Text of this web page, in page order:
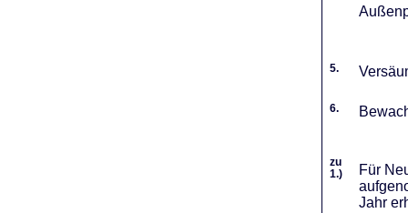
5.
6.
zu
1.)
Für
Jahr